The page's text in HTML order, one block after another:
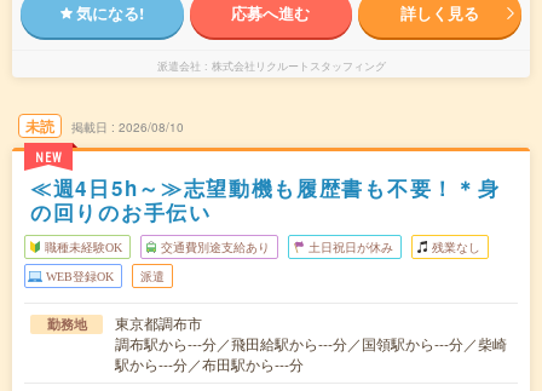
気になる! 応募へ進む 詳しく見る
派遣会社 株式会社リクルートスタッフィング
未読
NEW
掲載日 2026/08/10
≪週4日5h～≫志望動機も履歴書も不要！＊身
の回りのお手伝い
職種未経験OK 交通費別途支給あり 土日祝日が休み 残業なし
WEB登録OK 派遣
勤務地
東京都調布市
調布駅から---分／飛田給駅から---分／国領駅から---分／柴崎
駅から---分／布田駅から---分